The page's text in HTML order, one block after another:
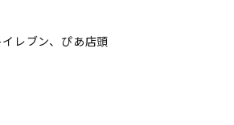
レブン、ぴあ店頭